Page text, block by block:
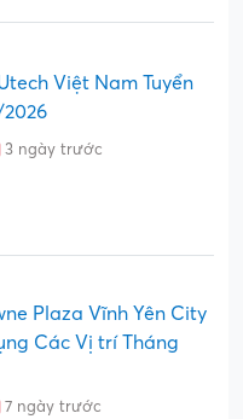
Việt Nam Tuyển
3 ngày trước
Plaza Vĩnh Yên City
Các Vị trí Tháng
7 ngày trước